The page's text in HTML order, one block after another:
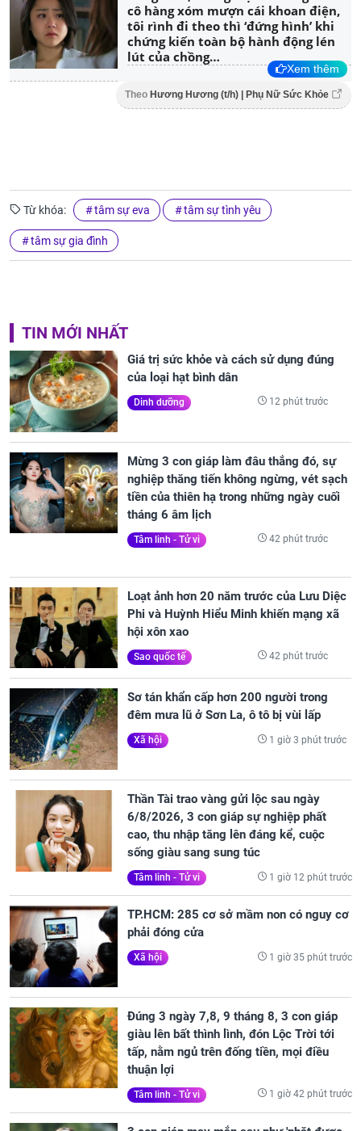
cô hàng xóm mượn cái khoan điện,
tôi rình đi theo thì ‘đứng hình’ khi
chứng kiến toàn bộ hành động lén
lút của chồng…
Xem thêm
Theo Hương Hương (t/h) | Phụ Nữ Sức Khỏe
Từ khóa: tâm sự eva tâm sự tình yêu
tâm sự gia đình
TIN MỚI NHẤT
Giá trị sức khỏe và cách sử dụng đúng
của loại hạt bình dân
Dinh dưỡng 12 phút trước
Mừng 3 con giáp làm đâu thắng đó, sự
nghiệp thăng tiến không ngừng, vét sạch
tiền của thiên hạ trong những ngày cuối
tháng 6 âm lịch
Tâm linh - Tử vi 42 phút trước
Loạt ảnh hơn 20 năm trước của Lưu Diệc
Phi và Huỳnh Hiểu Minh khiến mạng xã
hội xôn xao
Sao quốc tế 42 phút trước
Sơ tán khẩn cấp hơn 200 người trong
đêm mưa lũ ở Sơn La, ô tô bị vùi lấp
Xã hội 1 giờ 3 phút trước
Thần Tài trao vàng gửi lộc sau ngày
6/8/2026, 3 con giáp sự nghiệp phất
cao, thu nhập tăng lên đáng kể, cuộc
sống giàu sang sung túc
Tâm linh - Tử vi 1 giờ 12 phút trước
TP.HCM: 285 cơ sở mầm non có nguy cơ
phải đóng cửa
Xã hội 1 giờ 35 phút trước
Đúng 3 ngày 7,8, 9 tháng 8, 3 con giáp
giàu lên bất thình lình, đón Lộc Trời tới
tấp, nằm ngủ trên đống tiền, mọi điều
thuận lợi
Tâm linh - Tử vi 1 giờ 42 phút trước